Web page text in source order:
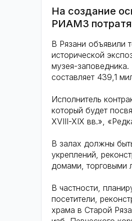
На создание
РИАМЗ
В Рязани объявили
исторической
музея-заповедника.
составляет 439,1
Исполнитель
который будет
XVIII-XIX вв.»,
В залах должны
укреплений,
домами, торговыми
В частности,
посетители,
храма в Старой